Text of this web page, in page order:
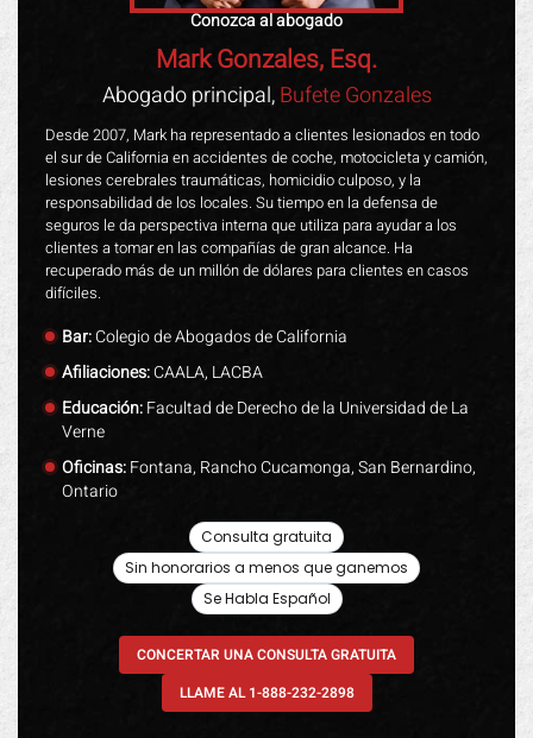
Conozca al abogado
Mark Gonzales, Esq.
Abogado principal,Bufete Gonzales
Desde 2007, Mark ha representado a clientes lesionados en todo
el sur de California en accidentes de coche, motocicleta y camión,
lesiones cerebrales traumáticas, homicidio culposo, y la
responsabilidad de los locales. Su tiempo en la defensa de
seguros le da perspectiva interna que utiliza para ayudar a los
clientes a tomar en las compañías de gran alcance. Ha
recuperado más de un millón de dólares para clientes en casos
difíciles.
Bar:Colegio de Abogados de California
Afiliaciones:CAALA, LACBA
Educación:Facultad de Derecho de la Universidad de La
Verne
Oficinas:Fontana, Rancho Cucamonga, San Bernardino,
Ontario
Consulta gratuita
Sin honorarios a menos que ganemos
Se Habla Español
CONCERTAR UNA CONSULTA GRATUITA
LLAME AL 1-888-232-2898